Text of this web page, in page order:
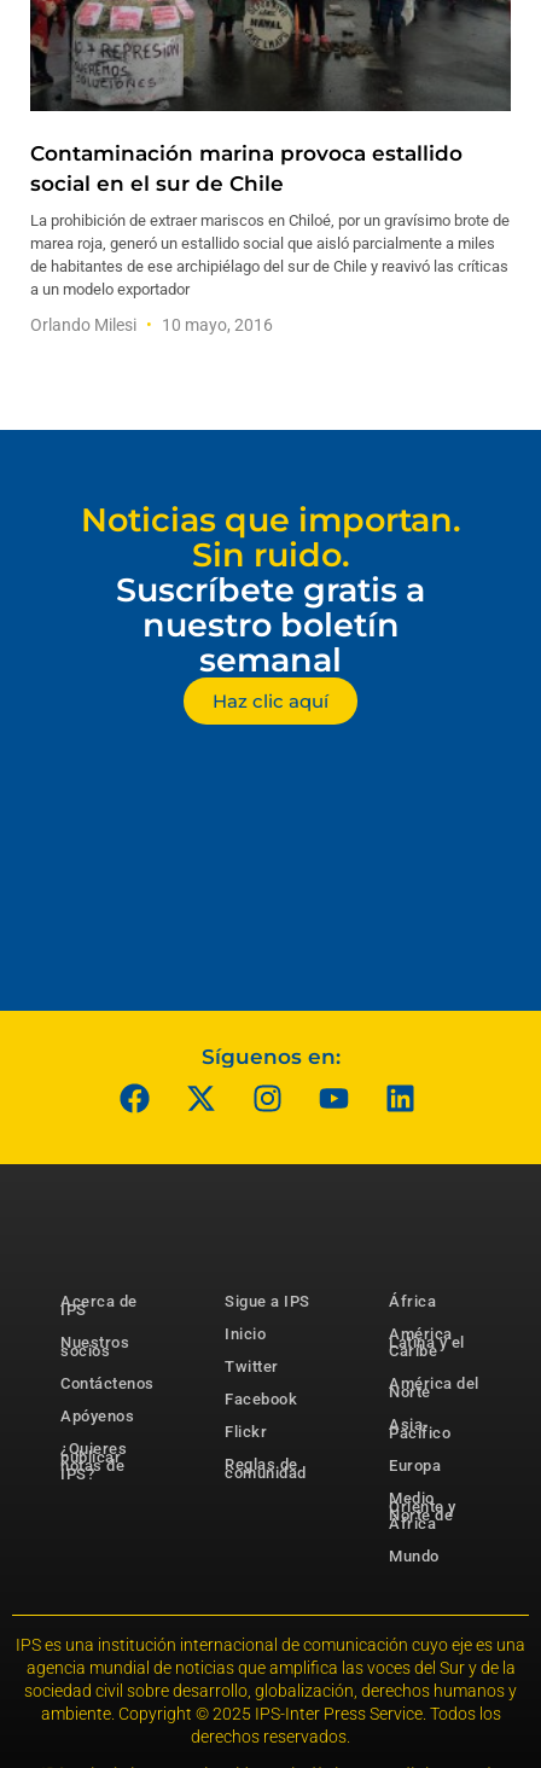
Contaminación marina provoca estallido
social en el sur de Chile
La prohibición de extraer mariscos en Chiloé, por un gravísimo brote de
marea roja, generó un estallido social que aisló parcialmente a miles
de habitantes de ese archipiélago del sur de Chile y reavivó las críticas
a un modelo exportador
Orlando Milesi 10 mayo, 2016
Noticias que importan.
Sin ruido.
Suscríbete gratis a
nuestro boletín
semanal
Haz clic aquí
Síguenos en:
Acerca de
IPS
Nuestros
socios
Contáctenos
Apóyenos
¿Quieres
publicar
notas de
IPS?
Sigue a IPS
Inicio
Twitter
Facebook
Flickr
Reglas de
comunidad
África
América
Latina y el
Caribe
América del
Norte
Asia-
Pacífico
Europa
Medio
Oriente y
Norte de
África
Mundo
IPS es una institución internacional de comunicación cuyo eje es una
agencia mundial de noticias que amplifica las voces del Sur y de la
sociedad civil sobre desarrollo, globalización, derechos humanos y
ambiente. Copyright © 2025 IPS-Inter Press Service. Todos los
derechos reservados.